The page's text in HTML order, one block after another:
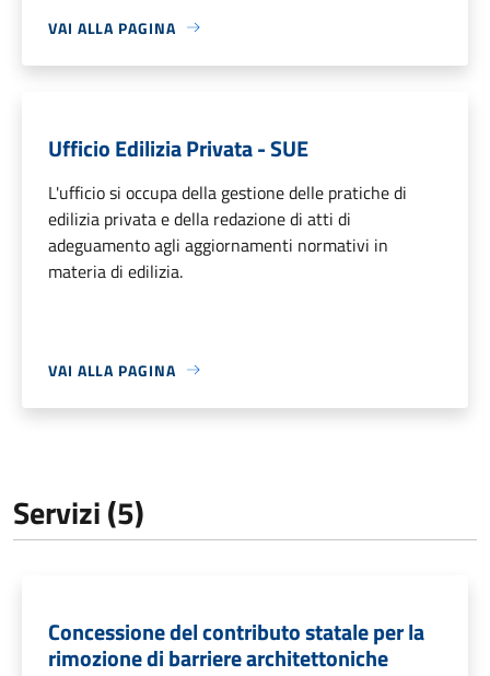
VAI ALLA PAGINA
Ufficio Edilizia Privata - SUE
L'ufficio si occupa della gestione delle pratiche di
edilizia privata e della redazione di atti di
adeguamento agli aggiornamenti normativi in
materia di edilizia.
VAI ALLA PAGINA
Servizi (5)
Concessione del contributo statale per la
rimozione di barriere architettoniche